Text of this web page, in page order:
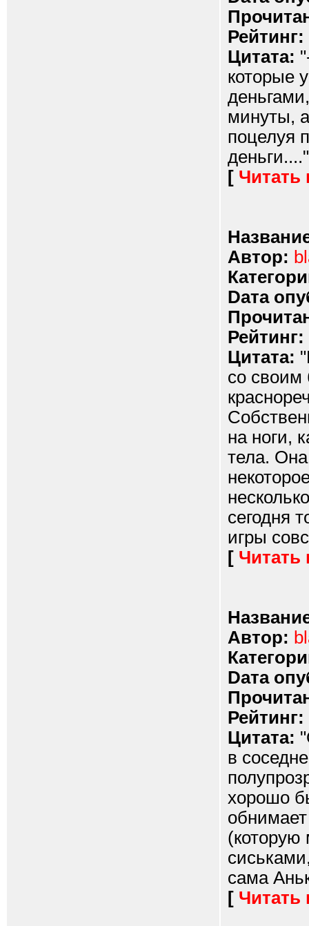
Рейтинг:
Цитата:
которые
минуты,
поцелуя
деньги...."
[ Читать
Автор:
Dата
Рейтинг:
Цитата:
со
на ноги,
тела.
сегодня
игры
[ Читать
Автор:
Dата
Рейтинг:
Цитата:
в
хорошо
(которую
сама
[ Читать